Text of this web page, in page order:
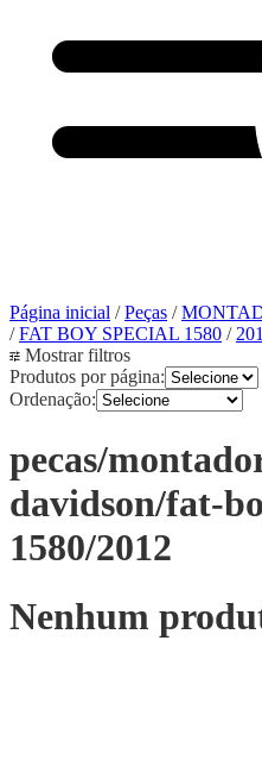
Página inicial /Peças /
/FAT BOY SPECIAL 1580 /
Mostrar filtros
Produtos por página:
Ordenação:
pecas/
davidson/fat-
1580/2012
Nenhum